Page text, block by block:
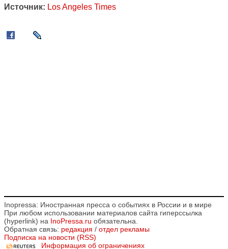
Источник: Los Angeles Times
Inopressa: Иностранная пресса о событиях в России и в мире
При любом использовании материалов сайта гиперссылка
(hyperlink) на InoPressa.ru обязательна.
Обратная связь: редакция / отдел рекламы
Подписка на новости (RSS)
Информация об ограничениях